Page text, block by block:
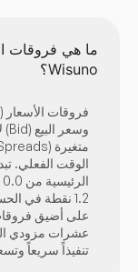
Wisuno؟
الوقت الفعلي.
عشرات مزودي
تنفيذاً سريعاً